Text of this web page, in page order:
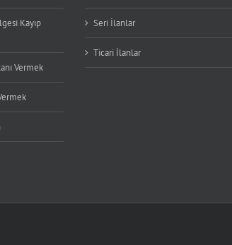
Kayıp
Vermek
Seri İlanlar
Ticari İlanlar